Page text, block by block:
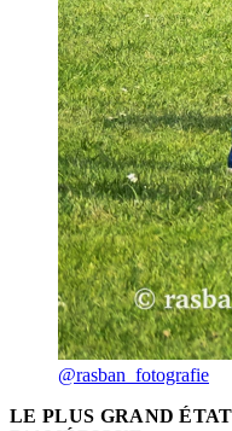
@rasban_fotografie
LE PLUS GRAND